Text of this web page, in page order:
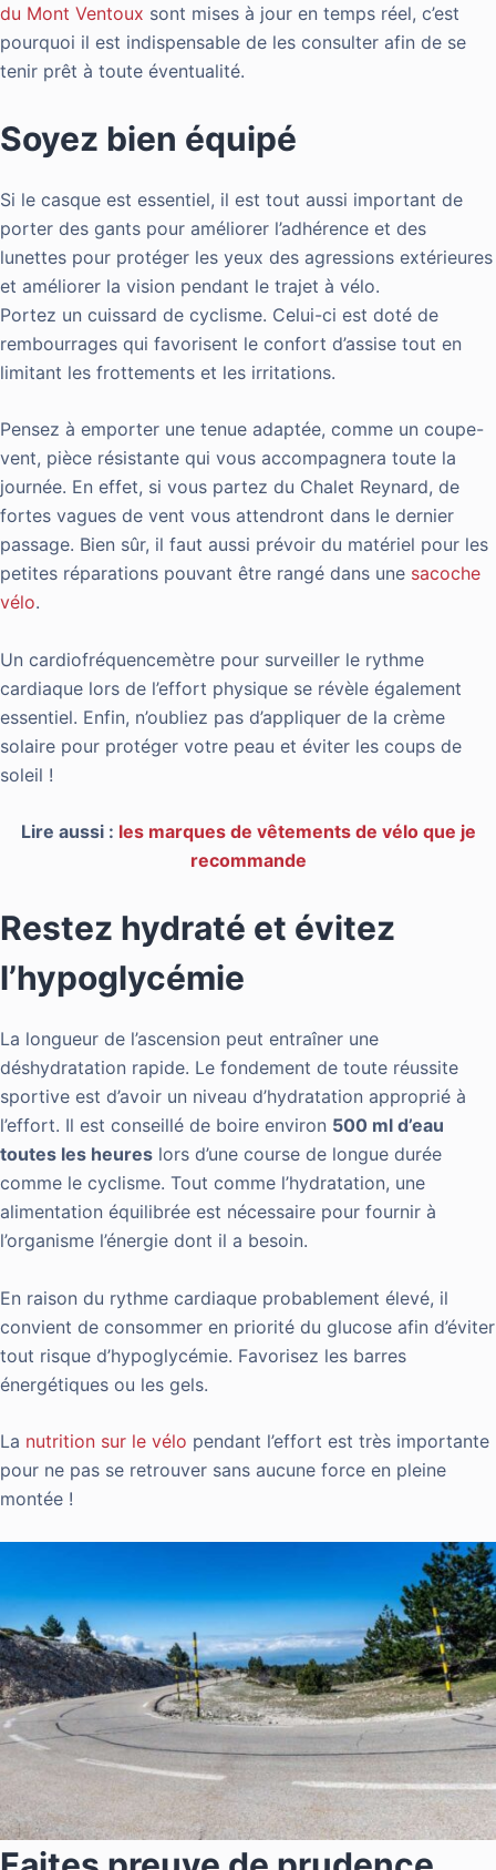
du Mont Ventoux sont mises à jour en temps réel, c’est
pourquoi il est indispensable de les consulter afin de se
tenir prêt à toute éventualité.
Soyez bien équipé
Si le casque est essentiel, il est tout aussi important de
porter des gants pour améliorer l’adhérence et des
lunettes pour protéger les yeux des agressions extérieures
et améliorer la vision pendant le trajet à vélo.
Portez un cuissard de cyclisme. Celui-ci est doté de
rembourrages qui favorisent le confort d’assise tout en
limitant les frottements et les irritations.
Pensez à emporter une tenue adaptée, comme un coupe-
vent, pièce résistante qui vous accompagnera toute la
journée. En effet, si vous partez du Chalet Reynard, de
fortes vagues de vent vous attendront dans le dernier
passage. Bien sûr, il faut aussi prévoir du matériel pour les
petites réparations pouvant être rangé dans une sacoche
vélo.
Un cardiofréquencemètre pour surveiller le rythme
cardiaque lors de l’effort physique se révèle également
essentiel. Enfin, n’oubliez pas d’appliquer de la crème
solaire pour protéger votre peau et éviter les coups de
soleil !
Lire aussi : les marques de vêtements de vélo que je
recommande
Restez hydraté et évitez
l’hypoglycémie
La longueur de l’ascension peut entraîner une
déshydratation rapide. Le fondement de toute réussite
sportive est d’avoir un niveau d’hydratation approprié à
l’effort. Il est conseillé de boire environ 500 ml d’eau
toutes les heures lors d’une course de longue durée
comme le cyclisme. Tout comme l’hydratation, une
alimentation équilibrée est nécessaire pour fournir à
l’organisme l’énergie dont il a besoin.
En raison du rythme cardiaque probablement élevé, il
convient de consommer en priorité du glucose afin d’éviter
tout risque d’hypoglycémie. Favorisez les barres
énergétiques ou les gels.
La nutrition sur le vélo pendant l’effort est très importante
pour ne pas se retrouver sans aucune force en pleine
montée !